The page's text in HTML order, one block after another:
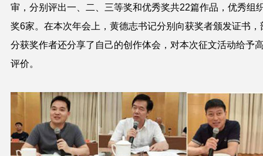
审，分别评出一、二、三等奖和优秀奖共22篇作品，优秀组
奖6家。在本次年会上，黄德志书记分别向获奖者颁发证书，
分获奖作者还分享了自己的创作体会，对本次征文活动给予
评价。